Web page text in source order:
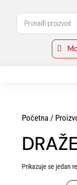

Početna/
Prikazuje se jedan